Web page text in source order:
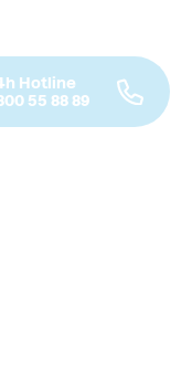
Hotline
55 88 89